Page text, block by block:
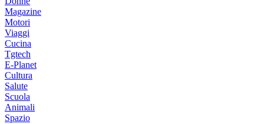
Magazine
Motori
Viaggi
Cucina
Tgtech
E-Planet
Cultura
Salute
Scuola
Animali
Spazio